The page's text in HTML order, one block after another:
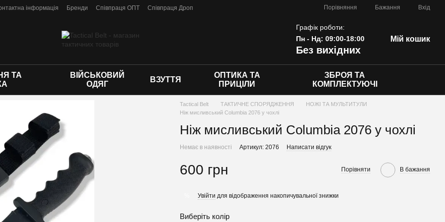
інформація Бренди Співпраця ОПТ
Співпраця Дроп
Порівняння Бажання Вхід
Графік роботи:
Пн - Нд: 09:00-18:00
Без вихідних
Мій кошик
ТА
ВІЙСЬКОВИЙ
ОДЯГ
ВЗУТТЯ
ОПТИКА ТА
ПРИЦІЛИ
ЗБРОЯ ТА
КОМПЛЕКТУЮЧІ
Tactical Belt ТАКТИЧНЕ СПОРЯДЖЕННЯ
НОЖІ ТА МУЛЬТИТУЛИ
Ніж мисливський Columbia 2076 у чохлі
Ніж мисливський Columbia 2076 у чохлі
Немає в наявності Артикул: 2076 Написати відгук
600 грн Порівняти В бажання
Увійти для відображення накопичувальної знижки
Виберіть колір